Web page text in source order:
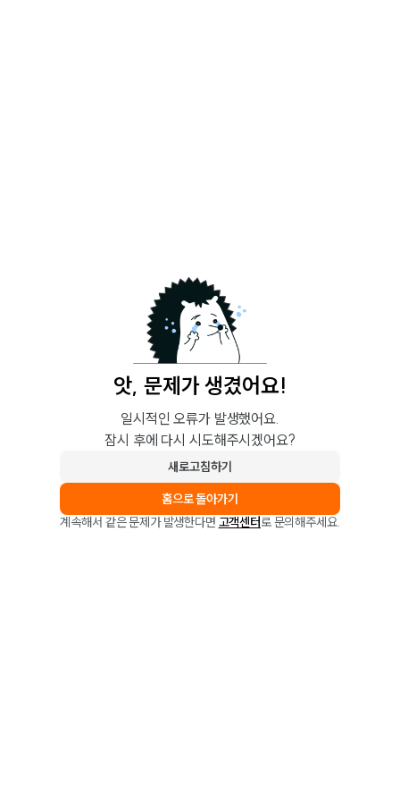
앗, 문제가 생겼어요!
일시적인 오류가 발생했어요.
잠시 후에 다시 시도해주시겠어요?
새로고침하기
홈으로 돌아가기
계속해서 같은 문제가 발생한다면 고객센터로 문의해주세요.